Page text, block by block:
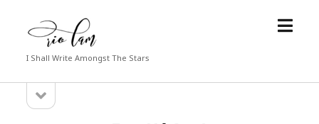
Rio
Lam
I Shall Write Amongst The Stars
open
Sidebarsidebar